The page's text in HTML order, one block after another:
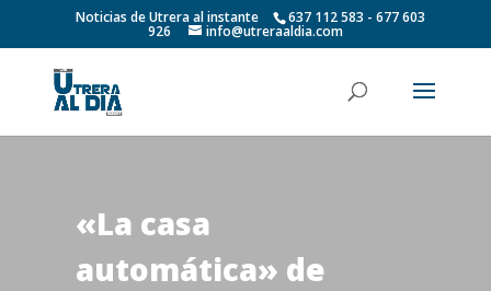
Noticias de Utrera al instante 637 112 583 - 677 603
926 info@utreraaldia.com
«La casa
automática» de